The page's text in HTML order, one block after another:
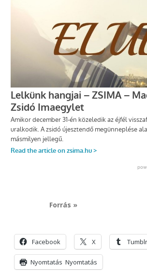
Forrás »
Facebook X Tumblr
Nyomtatás Nyomtatás